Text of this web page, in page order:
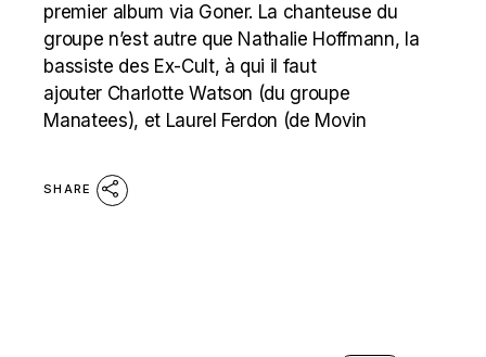
premier album via Goner. La chanteuse du
groupe n’est autre que Nathalie Hoffmann, la
bassiste des Ex-Cult, à qui il faut
ajouter Charlotte Watson (du groupe
Manatees), et Laurel Ferdon (de Movin
SHARE